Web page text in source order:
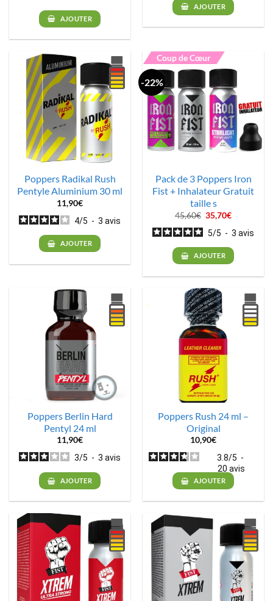
AJOUTER
AJOUTER
Poppers Radikal Rush
Pentyle Aluminium 30 ml
11,90€
4/5 - 3 avis
AJOUTER
Coup de Cœur
-22%
Pack de 3 Poppers Iron
Fist + Inhalateur Gratuit
taille s
45,60€ Le
prix
initial
était :
45,60€.
35,70€Le
actuel
est :
35,70€.
5/5 - 3 avis
AJOUTER
Poppers Berlin Hard
Pentyl 24 ml
11,90€
3/5 - 3 avis
AJOUTER
Poppers Rush 24 ml –
Original
10,90€
3.8/5 -
20 avis
AJOUTER